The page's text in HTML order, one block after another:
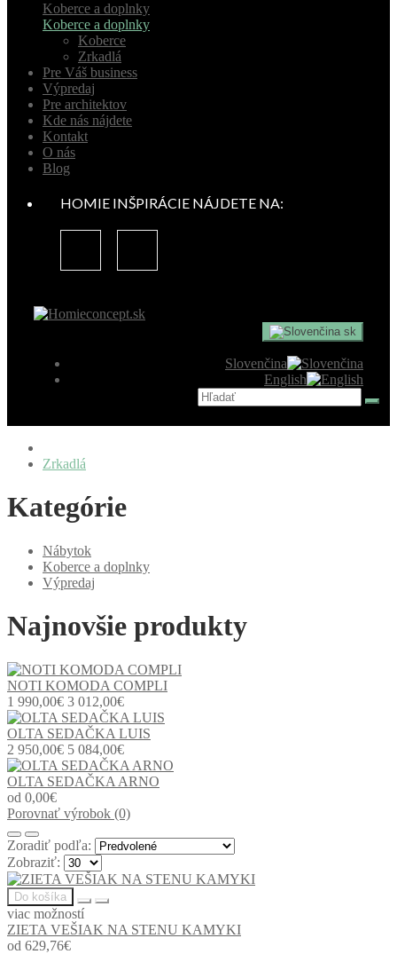
Koberce a doplnky
Koberce a doplnky
Koberce
Zrkadlá
Pre Váš business
Výpredaj
Pre architektov
Kde nás nájdete
Kontakt
O nás
Blog
HOMIE INŠPIRÁCIE NÁJDETE NA:
sk
Slovenčina
English
Zrkadlá
Kategórie
Nábytok
Koberce a doplnky
Výpredaj
Najnovšie produkty
NOTI KOMODA COMPLI
1 990,00€ 3 012,00€
OLTA SEDAČKA LUIS
2 950,00€ 5 084,00€
OLTA SEDAČKA ARNO
od 0,00€
Porovnať výrobok (0)
Zoradiť podľa:
Zobraziť:
Do košíka
viac možností
ZIETA VEŠIAK NA STENU KAMYKI
od 629,76€